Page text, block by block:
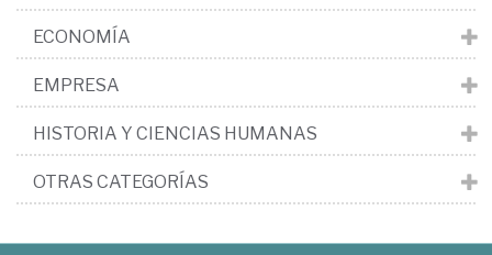
ECONOMÍA
EMPRESA
HISTORIA Y CIENCIAS HUMANAS
OTRAS CATEGORÍAS